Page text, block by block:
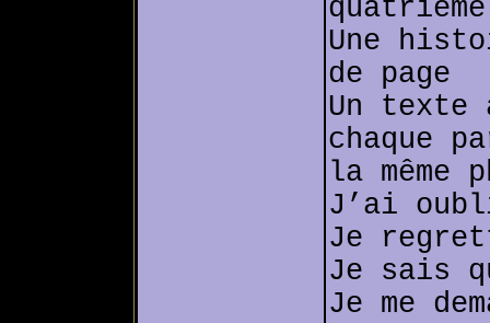
Une
de page
Un texte
chaque
la même
J’ai
Je
Je sais
Je me